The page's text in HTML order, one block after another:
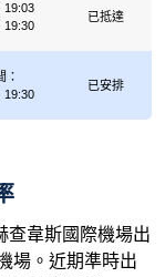
19:03
19:30
已抵達
：
19:30
已安排
查韋斯國際機場出
場。近期準時出